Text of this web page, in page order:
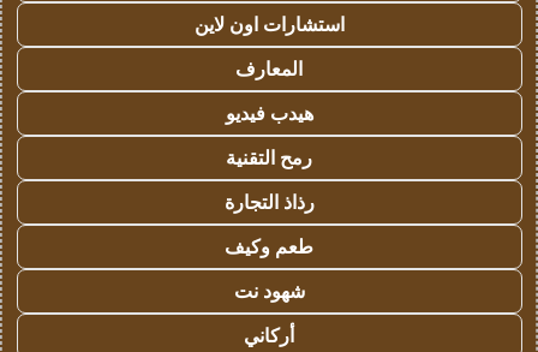
استشارات اون لاين
المعارف
هيدب فيديو
رمح التقنية
رذاذ التجارة
طعم وكيف
شهود نت
أركاني